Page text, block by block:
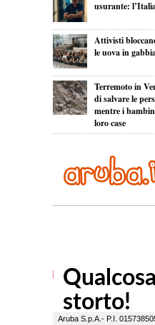
usurante:
Attivisti
le uova in
Terremoto in
di salvare le
mentre i
loro case